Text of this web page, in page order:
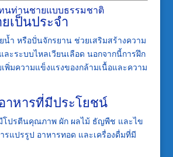
นท่านชายแบบธรรมชาติ
เป็นประจำ
น้ำ หรือปั่นจักรยาน ช่วยเสริมสร้างความ
ละระบบไหลเวียนเลือด นอกจากนี้การฝึก
เพิ่มความแข็งแรงของกล้ามเนื้อและความ
าหารที่มีประโยชน์
โปรตีนคุณภาพ ผัก ผลไม้ ธัญพืช และไข
แปรรูป อาหารทอด และเครื่องดื่มที่มี